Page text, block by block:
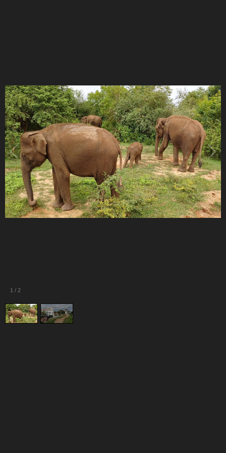
1 / 2